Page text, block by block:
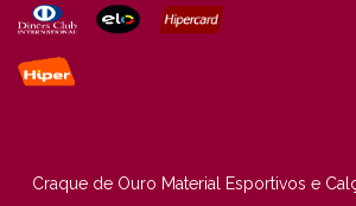
Craque de Ouro Material Esportivos e